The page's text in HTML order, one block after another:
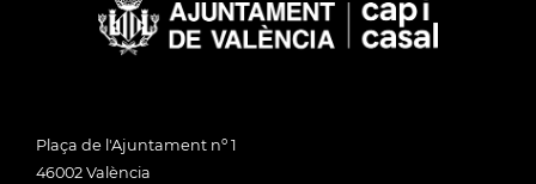
Plaça de l'Ajuntament nº 1
46002 València